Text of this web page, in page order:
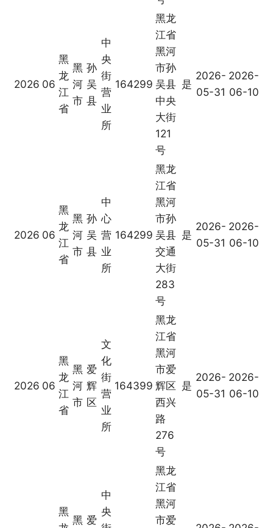
2026 06
黑
龙
江
省
黑
河
市
孙
吴
县
中
央
街
营
业
所
164299
黑龙
江省
黑河
市孙
吴县
中央
大街
121
号
是
2026-
05-31
2026-
06-10
2026 06
黑
龙
江
省
黑
河
市
孙
吴
县
中
心
营
业
所
164299
黑龙
江省
黑河
市孙
吴县
交通
大街
283
号
是
2026-
05-31
2026-
06-10
2026 06
黑
龙
江
省
黑
河
市
爱
辉
区
文
化
街
营
业
所
164399
黑龙
江省
黑河
市爱
辉区
西兴
路
276
号
是
2026-
05-31
2026-
06-10
黑
黑 爱
中
央
黑龙
江省
黑河
市爱